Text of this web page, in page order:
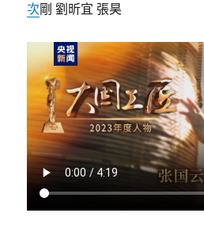
次剛 劉昕宜 張昊